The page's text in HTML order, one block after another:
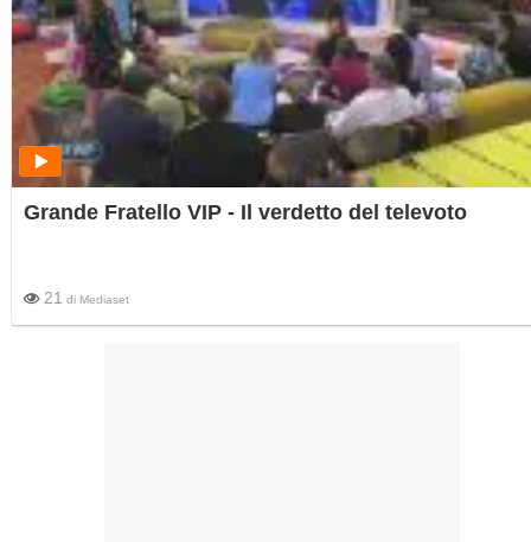
Grande Fratello VIP - Il verdetto del televoto
21 di Mediaset